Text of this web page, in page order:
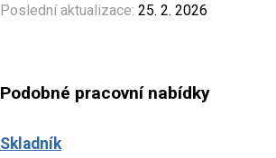
Poslední aktualizace: 25. 2. 2026
Podobné pracovní nabídky
Skladník